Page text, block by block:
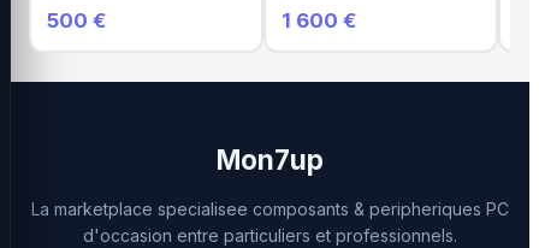
500 € 1 600 €
Mon7up
La marketplace specialisee composants & peripheriques PC
d'occasion entre particuliers et professionnels.